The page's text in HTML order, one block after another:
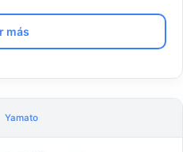
más
Yamato